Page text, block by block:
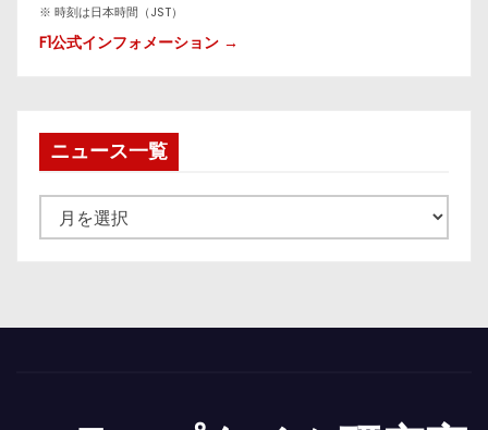
※ 時刻は日本時間（JST）
F1公式インフォメーション →
ニュース一覧
ュ
一